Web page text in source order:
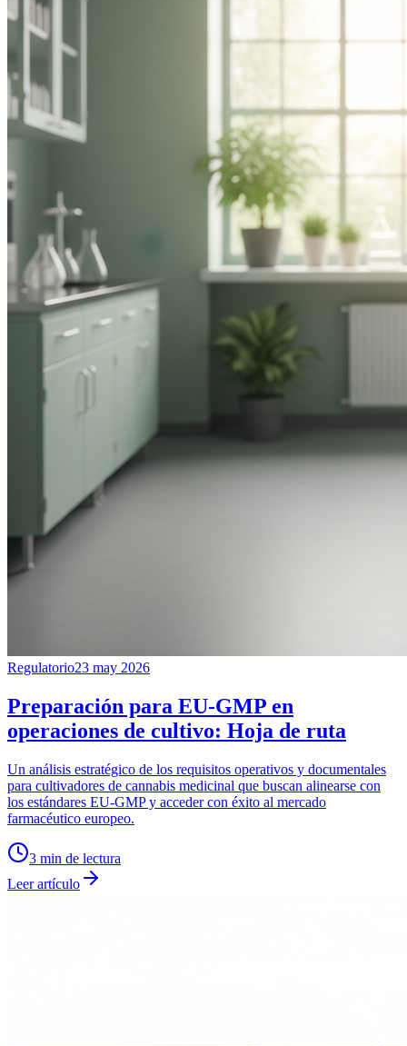
Regulatorio23 may 2026
Preparación para EU-GMP en
operaciones de cultivo: Hoja de ruta
Un análisis estratégico de los requisitos operativos y documentales
para cultivadores de cannabis medicinal que buscan alinearse con
los estándares EU-GMP y acceder con éxito al mercado
farmacéutico europeo.
3 min de lectura
Leer artículo